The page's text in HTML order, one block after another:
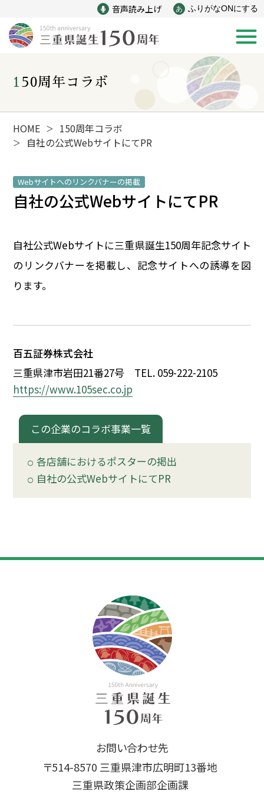
音声読み上げ あ ふりがなONにする
新着情報
みえ150年の歩み
産業 自然と文化
インフラ 偉人
イベント
150周年コラボ
HOME ＞ 150周年コラボ
＞ 自社の公式WebサイトにてPR
Webサイトへのリンクバナーの掲載
自社の公式WebサイトにてPR
自社公式Webサイトに三重県誕生150周年記念サイト
のリンクバナーを掲載し、記念サイトへの誘導を図
ります。
百五証券株式会社
三重県津市岩田21番27号 TEL. 059-222-2105
https://www.105sec.co.jp
この企業のコラボ事業一覧
各店舗におけるポスターの掲出
自社の公式WebサイトにてPR
お問い合わせ先
〒514-8570 三重県津市広明町13番地
三重県政策企画部企画課